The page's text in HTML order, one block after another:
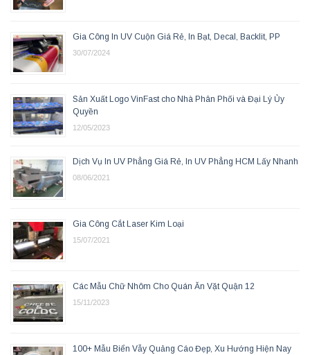
Gia Công In UV Cuộn Giá Rẻ, In Bạt, Decal, Backlit, PP
30/07/2024
Sản Xuất Logo VinFast cho Nhà Phân Phối và Đại Lý Ủy
Quyền
12/05/2023
Dịch Vụ In UV Phẳng Giá Rẻ, In UV Phẳng HCM Lấy Nhanh
08/06/2021
Gia Công Cắt Laser Kim Loại
15/07/2021
Các Mẫu Chữ Nhôm Cho Quán Ăn Vặt Quận 12
15/11/2023
100+ Mẫu Biển Vẫy Quảng Cáo Đẹp, Xu Hướng Hiện Nay